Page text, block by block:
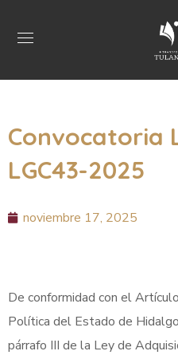
Convocatoria
LGC43-2025
noviembre 17, 2025
De conformidad con el
Política del Estado de
párrafo III de la Ley de